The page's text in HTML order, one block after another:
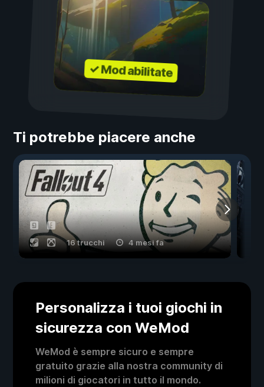
✓ Mod abilitate
Ti potrebbe piacere anche
16 trucchi 4 mesi fa
Personalizza i tuoi giochi in
sicurezza con WeMod
WeMod è sempre sicuro e sempre
gratuito grazie alla nostra community di
milioni di giocatori in tutto il mondo.